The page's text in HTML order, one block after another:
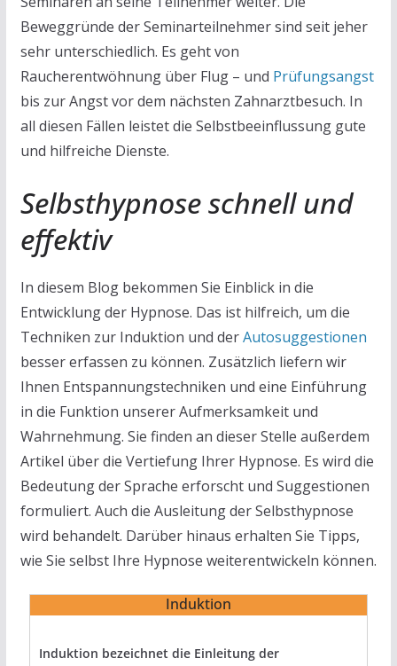
Beweggründe der Seminarteilnehmer sind seit jeher
sehr unterschiedlich. Es geht von
Raucherentwöhnung über Flug – und Prüfungsangst
bis zur Angst vor dem nächsten Zahnarztbesuch. In
all diesen Fällen leistet die Selbstbeeinflussung gute
und hilfreiche Dienste.
Selbsthypnose schnell und
effektiv
In diesem Blog bekommen Sie Einblick in die
Entwicklung der Hypnose. Das ist hilfreich, um die
Techniken zur Induktion und derAutosuggestionen
besser erfassen zu können. Zusätzlich liefern wir
Ihnen Entspannungstechniken und eine Einführung
in die Funktion unserer Aufmerksamkeit und
Wahrnehmung. Sie finden an dieser Stelle außerdem
Artikel über die Vertiefung Ihrer Hypnose. Es wird die
Bedeutung der Sprache erforscht und Suggestionen
formuliert. Auch die Ausleitung der Selbsthypnose
wird behandelt. Darüber hinaus erhalten Sie Tipps,
wie Sie selbst Ihre Hypnose weiterentwickeln können.
Induktion
Induktion bezeichnet die Einleitung der